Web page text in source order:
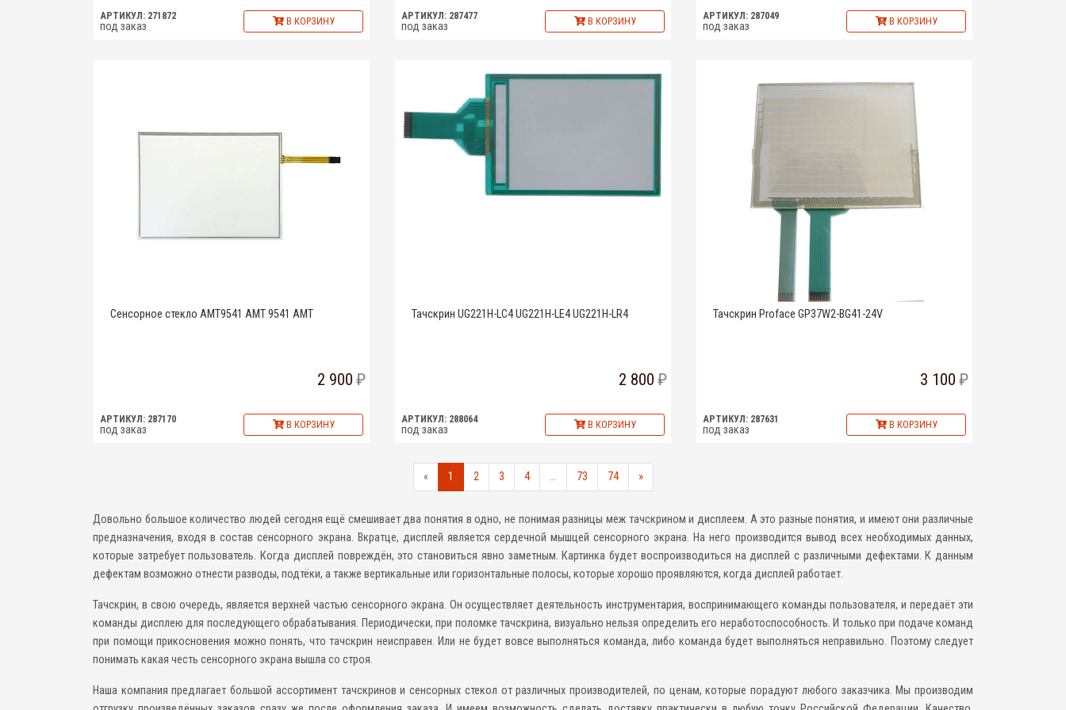
АРТИКУЛ: 271872
под заказ В КОРЗИНУ АРТИКУЛ: 287477
под заказ В КОРЗИНУ АРТИКУЛ: 287049
под заказ В КОРЗИНУ
Сенсорное стекло AMT9541 AMT 9541 AMT
2 900
АРТИКУЛ: 287170
под заказ В КОРЗИНУ
Тачскрин UG221H-LC4 UG221H-LE4 UG221H-LR4
2 800
АРТИКУЛ: 288064
под заказ В КОРЗИНУ
Тачскрин Proface GP37W2-BG41-24V
3 100
АРТИКУЛ: 287631
под заказ В КОРЗИНУ
« 1 2 3 4 ... 73 74 »
Довольно большое количество людей сегодня ещё смешивает два понятия в одно, не понимая разницы меж тачскрином и дисплеем. А это разные понятия, и имеют они различные
предназначения, входя в состав сенсорного экрана. Вкратце, дисплей является сердечной мышцей сенсорного экрана. На него производится вывод всех необходимых данных,
которые затребует пользователь. Когда дисплей повреждён, это становиться явно заметным. Картинка будет воспроизводиться на дисплей с различными дефектами. К данным
дефектам возможно отнести разводы, подтёки, а также вертикальные или горизонтальные полосы, которые хорошо проявляются, когда дисплей работает.
Тачскрин, в свою очередь, является верхней частью сенсорного экрана. Он осуществляет деятельность инструментария, воспринимающего команды пользователя, и передаёт эти
команды дисплею для последующего обрабатывания. Периодически, при поломке тачскрина, визуально нельзя определить его неработоспособность. И только при подаче команд
при помощи прикосновения можно понять, что тачскрин неисправен. Или не будет вовсе выполняться команда, либо команда будет выполняться неправильно. Поэтому следует
понимать какая честь сенсорного экрана вышла со строя.
Наша компания предлагает большой ассортимент тачскринов и сенсорных стекол от различных производителей, по ценам, которые порадуют любого заказчика. Мы производим